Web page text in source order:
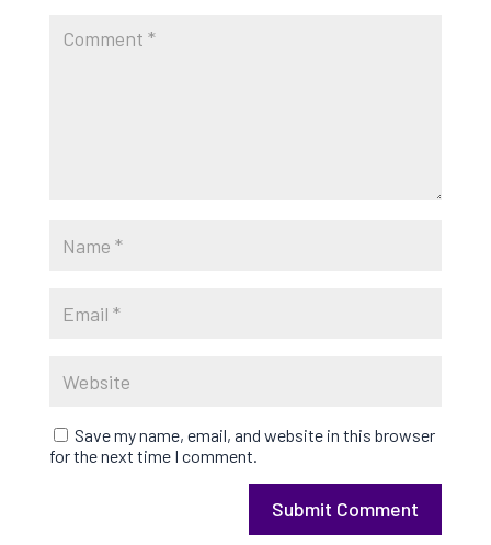
Save my name, email, and website in this browser
for the next time I comment.
Submit Comment